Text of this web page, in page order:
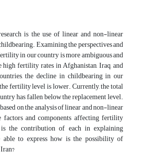
is the use of linear and non-linear
Examining the perspectives and
in our country is more ambiguous and
fertility rates in Afghanistan, Iraq, and
the decline in childbearing in our
fertility level is lower. Currently, the total
has fallen below the replacement level.
on the analysis of linear and non-linear
factors and components affecting fertility
the contribution of each in explaining
able to express how is the possibility of